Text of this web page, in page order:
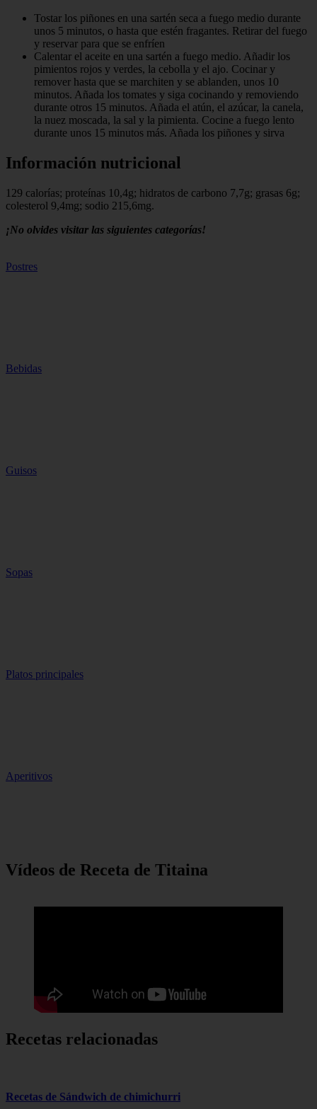
Tostar los piñones en una sartén seca a fuego medio durante
unos 5 minutos, o hasta que estén fragantes. Retirar del fuego
y reservar para que se enfríen
Calentar el aceite en una sartén a fuego medio. Añadir los
pimientos rojos y verdes, la cebolla y el ajo. Cocinar y
remover hasta que se marchiten y se ablanden, unos 10
minutos. Añada los tomates y siga cocinando y removiendo
durante otros 15 minutos. Añada el atún, el azúcar, la canela,
la nuez moscada, la sal y la pimienta. Cocine a fuego lento
durante unos 15 minutos más. Añada los piñones y sirva
Información nutricional
129 calorías; proteínas 10,4g; hidratos de carbono 7,7g; grasas 6g;
colesterol 9,4mg; sodio 215,6mg.
¡No olvides visitar las siguientes categorías!
Postres
Bebidas
Guisos
Sopas
Platos principales
Aperitivos
Vídeos de Receta de Titaina
Recetas relacionadas
Recetas de Sándwich de chimichurri